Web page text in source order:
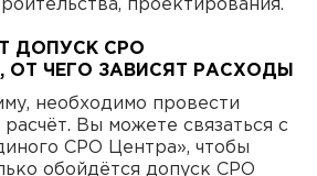
проектирования.
ДОПУСК СРО
ОТ ЧЕГО ЗАВИСЯТ РАСХОДЫ
необходимо провести
Вы можете связаться с
СРО Центра», чтобы
обойдётся допуск СРО